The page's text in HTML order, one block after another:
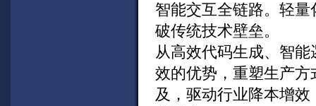
智能交互全链路。轻
破传统技术壁垒。
从高效代码生成、智
效的优势，重塑生产
及，驱动行业降本增